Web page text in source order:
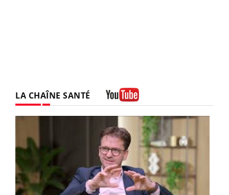
LA CHAÎNE SANTÉ